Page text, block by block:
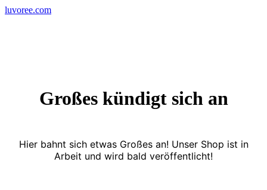
Skip
luvoree.com
Großes kündigt sich an
Hier bahnt sich etwas Großes an! Unser Shop ist in
Arbeit und wird bald veröffentlicht!